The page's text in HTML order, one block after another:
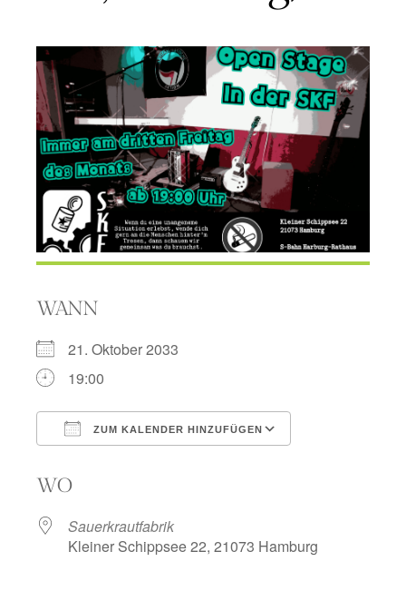
WANN
21. Oktober 2033
19:00
ZUM KALENDER HINZUFÜGEN
WO
Sauerkrautfabrik
Kleiner Schippsee 22, 21073 Hamburg